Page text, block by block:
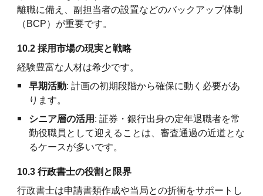
離職に備え、副担当者の設置などのバックアップ体制
（BCP）が重要です。
10.2 採用市場の現実と戦略
経験豊富な人材は希少です。
早期活動: 計画の初期段階から確保に動く必要があ
ります。
シニア層の活用 : 証券・銀行出身の定年退職者を常
勤役職員として迎えることは、審査通過の近道とな
るケースが多いです。
10.3 行政書士の役割と限界
行政書士は申請書類作成や当局との折衝をサポートし